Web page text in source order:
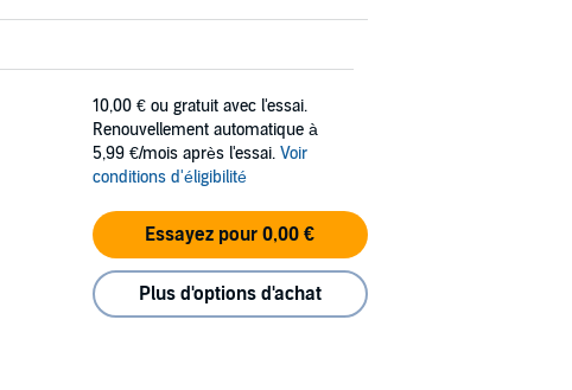
10,00 € ou gratuit avec l'essai.
Renouvellement automatique à
5,99 €/mois après l'essai. Voir
conditions d'éligibilité
Essayez pour 0,00 €
Plus d'options d'achat